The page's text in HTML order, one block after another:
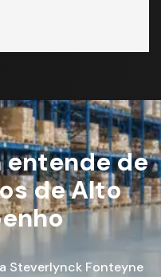
entende de
de Alto
Steverlynck Fonteyne